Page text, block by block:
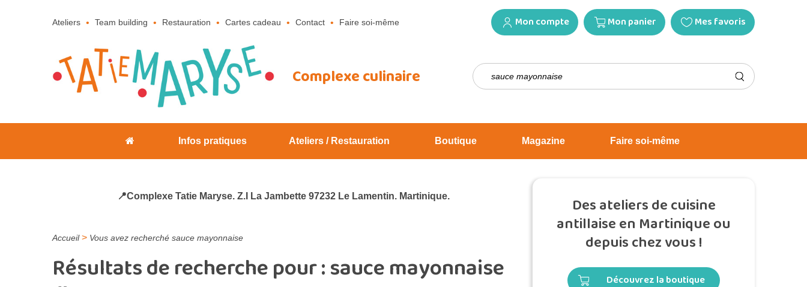
Ateliers Team building Restauration Cartes cadeau Contact Faire soi-même Mon compte Mon panier Mes favoris
Complexe culinaire Rechercher :
Infos pratiques Ateliers / Restauration Boutique Magazine Faire soi-même
📍Complexe Tatie Maryse. Z.I La Jambette 97232 Le Lamentin. Martinique.
Accueil> Vous avez recherché sauce mayonnaise
Résultats de recherche pour :sauce mayonnaise
Des ateliers de cuisine
antillaise en Martinique ou
depuis chez vous !
Découvrez la boutique